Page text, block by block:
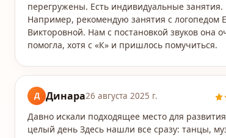
перегружены. Есть индивидуальные занятия.
Например, рекомендую занятия с логопедом
Викторовной. Нам с постановкой звуков она
помогла, хотя с «К» и пришлось помучиться.
Д Динара26 августа 2025 г.
Давно искали подходящее место для
целый день Здесь нашли все сразу: танцы,